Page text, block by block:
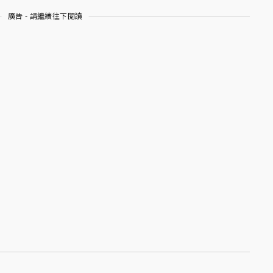
廣告 - 請繼續往下閱讀